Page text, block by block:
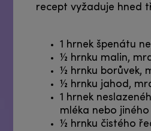
recept vyžaduje hned
1 hrnek špenátu
½ hrnku malin,
½ hrnku borůvek,
½ hrnku jahod,
1 hrnek
mléka nebo
½ hrnku čistého